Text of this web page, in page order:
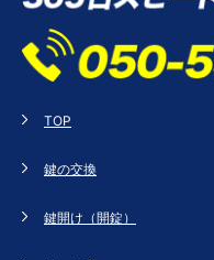
TOP
鍵の交換
鍵開け（開錠）